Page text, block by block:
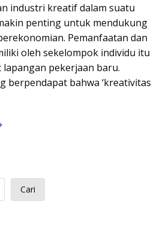
industri kreatif dalam suatu
penting untuk mendukung
Pemanfaatan dan
oleh sekelompok individu itu
pekerjaan baru.
berpendapat bahwa ‘kreativitas
Cari